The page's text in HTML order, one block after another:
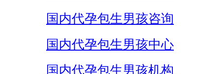
国内代孕包生男孩咨询
国内代孕包生男孩中心
国内代孕包生男孩机构